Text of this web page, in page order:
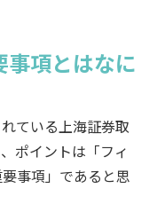
項とはなに
ている上海証券取
ポイントは「フィ
事項」であると思